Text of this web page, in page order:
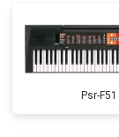
Psr-F51